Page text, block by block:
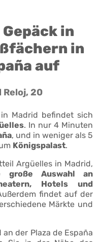
in
in
auf
Reloj, 20
Madrid befindet sich
. In nur 4 Minuten
, und in weniger als 5
Königspalast.
Argüelles in Madrid,
große Auswahl an
Hotels und
findet auf der
Märkte und
der Plaza de España